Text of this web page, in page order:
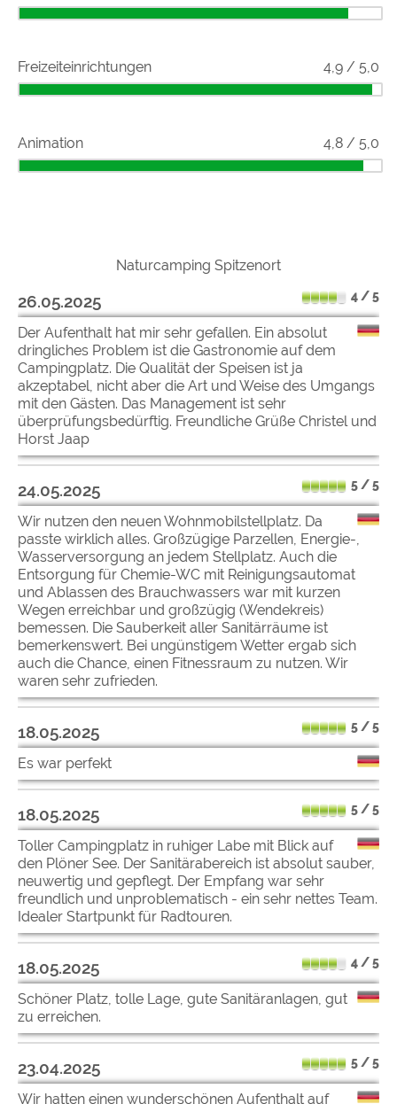
Freizeiteinrichtungen 4,9 / 5,0
Animation 4,8 / 5,0
Naturcamping Spitzenort
26.05.2025 4 / 5
Der Aufenthalt hat mir sehr gefallen. Ein absolut
dringliches Problem ist die Gastronomie auf dem
Campingplatz. Die Qualität der Speisen ist ja
akzeptabel, nicht aber die Art und Weise des Umgangs
mit den Gästen. Das Management ist sehr
überprüfungsbedürftig. Freundliche Grüße Christel und
Horst Jaap
24.05.2025 5 / 5
Wir nutzen den neuen Wohnmobilstellplatz. Da
passte wirklich alles. Großzügige Parzellen, Energie-,
Wasserversorgung an jedem Stellplatz. Auch die
Entsorgung für Chemie-WC mit Reinigungsautomat
und Ablassen des Brauchwassers war mit kurzen
Wegen erreichbar und großzügig (Wendekreis)
bemessen. Die Sauberkeit aller Sanitärräume ist
bemerkenswert. Bei ungünstigem Wetter ergab sich
auch die Chance, einen Fitnessraum zu nutzen. Wir
waren sehr zufrieden.
18.05.2025 5 / 5
Es war perfekt
18.05.2025 5 / 5
Toller Campingplatz in ruhiger Labe mit Blick auf
den Plöner See. Der Sanitärabereich ist absolut sauber,
neuwertig und gepflegt. Der Empfang war sehr
freundlich und unproblematisch - ein sehr nettes Team.
Idealer Startpunkt für Radtouren.
18.05.2025 4 / 5
Schöner Platz, tolle Lage, gute Sanitäranlagen, gut
zu erreichen.
23.04.2025 5 / 5
Wir hatten einen wunderschönen Aufenthalt auf